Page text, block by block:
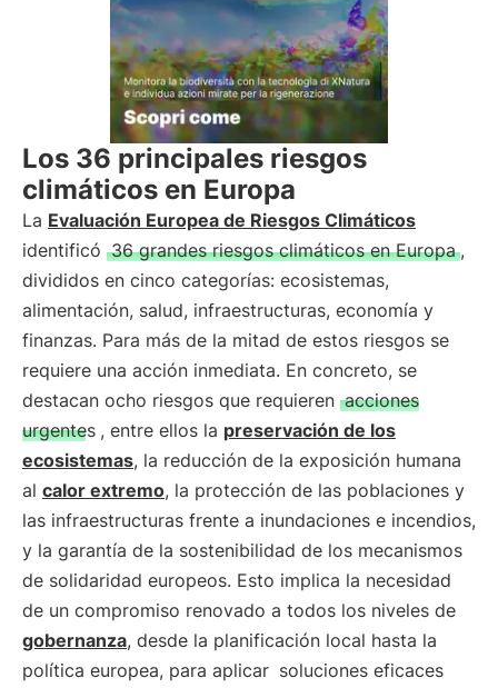
Los 36 principales riesgos
climáticos en Europa
La Evaluación Europea de Riesgos Climáticos
identificó 36 grandes riesgos climáticos en Europa ,
divididos en cinco categorías: ecosistemas,
alimentación, salud, infraestructuras, economía y
finanzas. Para más de la mitad de estos riesgos se
requiere una acción inmediata. En concreto, se
destacan ocho riesgos que requieren acciones
urgentes , entre ellos la preservación de los
ecosistemas, la reducción de la exposición humana
al calor extremo, la protección de las poblaciones y
las infraestructuras frente a inundaciones e incendios,
y la garantía de la sostenibilidad de los mecanismos
de solidaridad europeos. Esto implica la necesidad
de un compromiso renovado a todos los niveles de
gobernanza, desde la planificación local hasta la
política europea, para aplicar soluciones eficaces